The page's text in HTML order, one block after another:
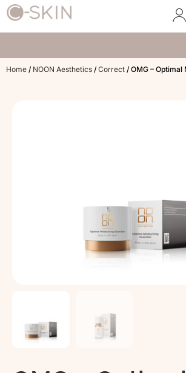
Home / NOON Aesthetics / Correct / OMG –